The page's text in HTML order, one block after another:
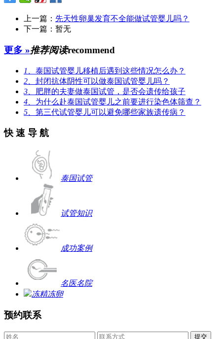
上一篇： 先天性卵巢发育不全能做试管婴儿吗？
下一篇：暂无
更多 »推荐阅读recommend
1、 泰国试管婴儿移植后遇到这些情况怎么办？
2、 封闭抗体阴性可以做泰国试管婴儿吗？
3、 肥胖的夫妻做泰国试管，是否会遗传给孩子
4、 为什么赴泰国试管婴儿之前要进行染色体筛查？
5、 第三代试管婴儿可以避免哪些家族遗传病？
快 速 导 航
泰国试管
试管知识
成功案例
名医名院
冻精冻卵
预约联系